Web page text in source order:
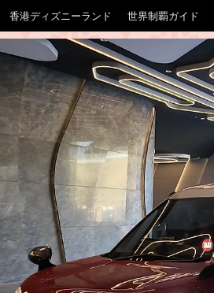
香港ディズニーランド 世界制覇ガイド